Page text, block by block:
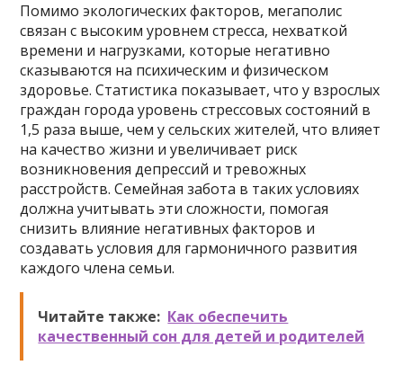
Помимо экологических факторов, мегаполис
связан с высоким уровнем стресса, нехваткой
времени и нагрузками, которые негативно
сказываются на психическим и физическом
здоровье. Статистика показывает, что у взрослых
граждан города уровень стрессовых состояний в
1,5 раза выше, чем у сельских жителей, что влияет
на качество жизни и увеличивает риск
возникновения депрессий и тревожных
расстройств. Семейная забота в таких условиях
должна учитывать эти сложности, помогая
снизить влияние негативных факторов и
создавать условия для гармоничного развития
каждого члена семьи.
Читайте также: Как обеспечить
качественный сон для детей и родителей